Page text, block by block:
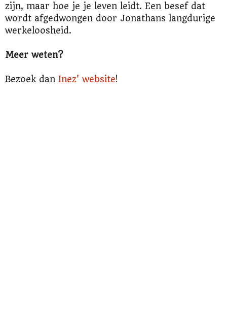
zijn, maar hoe je je leven leidt. Een besef dat
wordt afgedwongen door Jonathans langdurige
werkeloosheid.
Meer weten?
Bezoek dan Inez' website!